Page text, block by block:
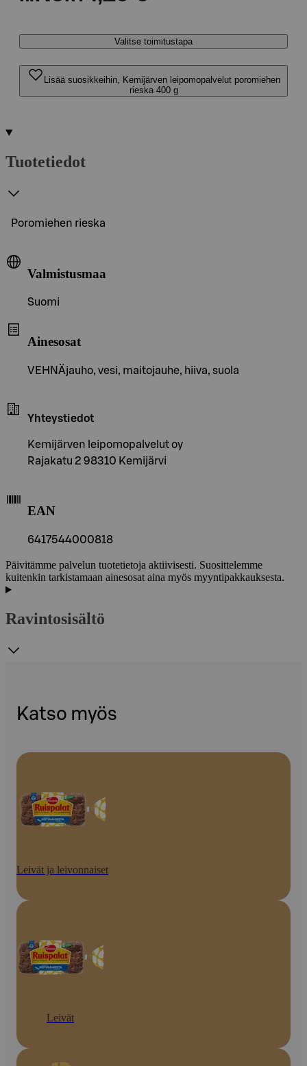
Valitse toimitustapa
Lisää suosikkeihin, Kemijärven leipomopalvelut poromiehen
rieska 400 g
Tuotetiedot
Poromiehen rieska
Valmistusmaa
Suomi
Ainesosat
VEHNÄjauho, vesi, maitojauhe, hiiva, suola
Yhteystiedot
Kemijärven leipomopalvelut oy
Rajakatu 2 98310 Kemijärvi
EAN
6417544000818
Päivitämme palvelun tuotetietoja aktiivisesti. Suosittelemme
kuitenkin tarkistamaan ainesosat aina myös myyntipakkauksesta.
Ravintosisältö
Katso myös
Leivät ja leivonnaiset
Leivät